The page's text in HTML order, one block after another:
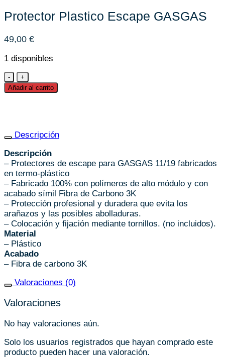
Protector Plastico Escape GASGAS
49,00 €
1 disponibles
Protector
Plastico
Añadir al carrito
Descripción
Descripción
– Protectores de escape para GASGAS 11/19 fabricados
en termo-plástico
– Fabricado 100% con polímeros de alto módulo y con
acabado símil Fibra de Carbono 3K
– Protección profesional y duradera que evita los
arañazos y las posibles abolladuras.
– Colocación y fijación mediante tornillos. (no incluidos).
Material
– Plástico
Acabado
– Fibra de carbono 3K
Valoraciones (0)
Valoraciones
No hay valoraciones aún.
Solo los usuarios registrados que hayan comprado este
producto pueden hacer una valoración.